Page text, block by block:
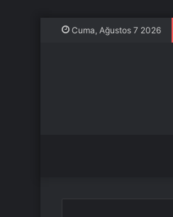
Cuma, Ağustos 7 2026